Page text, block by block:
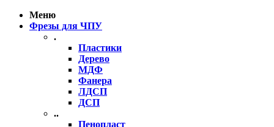
Меню
Фрезы для ЧПУ
.
Пластики
Дерево
МДФ
Фанера
ЛДСП
ДСП
..
Пенопласт